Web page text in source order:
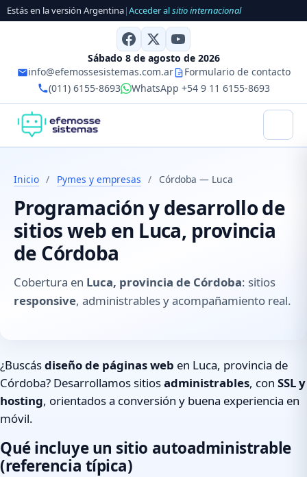
Estás en la versión Argentina|Acceder alsitio internacional
Sábado 8 de agosto de 2026
info@efemossesistemas.com.ar
Formulario de contacto
(011) 6155-8693
WhatsApp +54 9 11 6155-8693
Inicio / Pymes y empresas / Córdoba — Luca
Programación y desarrollo de
sitios web en Luca, provincia
de Córdoba
Cobertura en Luca, provincia de Córdoba: sitios
responsive, administrables y acompañamiento real.
¿Buscásdiseño de páginas web en Luca, provincia de
Córdoba? Desarrollamos sitiosadministrables, con SSL y
hosting, orientados a conversión y buena experiencia en
móvil.
Qué incluye un sitio autoadministrable
(referencia típica)